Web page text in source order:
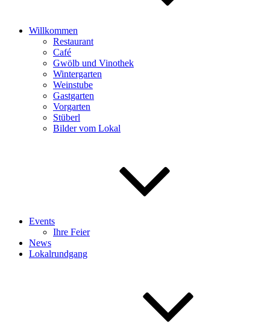
Willkommen
Restaurant
Café
Gwölb und Vinothek
Wintergarten
Weinstube
Gastgarten
Vorgarten
Stüberl
Bilder vom Lokal
Events
Ihre Feier
News
Lokalrundgang